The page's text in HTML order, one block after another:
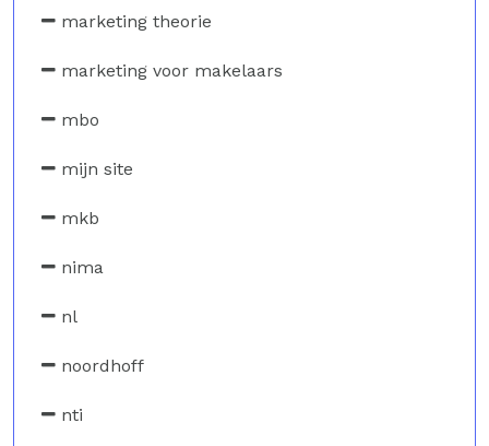
marketing theorie
marketing voor makelaars
mbo
mijn site
mkb
nima
nl
noordhoff
nti